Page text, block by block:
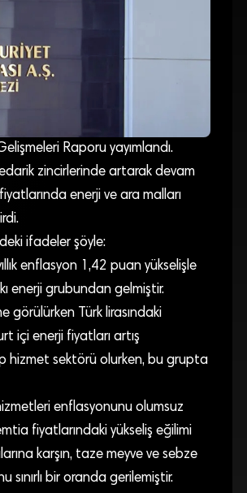
Raporu yayımlandı.
zincirlerinde artarak devam
enerji ve ara malları
ifadeler şöyle:
enflasyon 1,42 puan yükselişle
enerji grubundan gelmiştir.
görülürken Türk lirasındaki
içi enerji fiyatları artış
hizmet sektörü olurken, bu grupta
enflasyonunu olumsuz
fiyatlarındaki yükseliş eğilimi
karşın, taze meyve ve sebze
sınırlı bir oranda gerilemiştir.